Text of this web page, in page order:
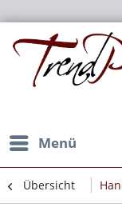
Menü
Übersicht